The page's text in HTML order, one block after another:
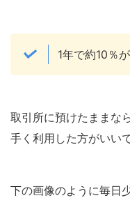
1年で約10％
取引所に預けたままな
手く利用した方がいい
下の画像のように毎日